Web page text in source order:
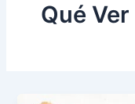
Qué